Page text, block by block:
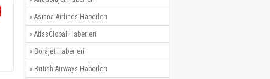
» Asiana Airlines Haberleri
» AtlasGlobal Haberleri
» Borajet Haberleri
» British Airways Haberleri